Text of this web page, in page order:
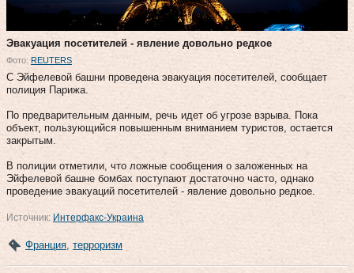
Эвакуация посетителей - явление довольно редкое
Фото: REUTERS
С Эйфелевой башни проведена эвакуация посетителей, сообщает
полиция Парижа.
По предварительным данным, речь идет об угрозе взрыва. Пока
объект, пользующийся повышенным вниманием туристов, остается
закрытым.
В полиции отметили, что ложные сообщения о заложенных на
Эйфелевой башне бомбах поступают достаточно часто, однако
проведение эвакуаций посетителей - явление довольно редкое.
Источник: Интерфакс-Украина
Франция терроризм